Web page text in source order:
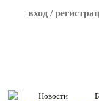
вход /
Новости